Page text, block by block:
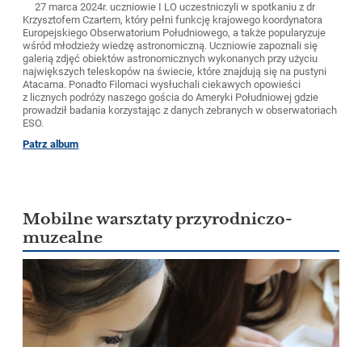
27 marca 2024r. uczniowie I LO uczestniczyli w spotkaniu z dr
Krzysztofem Czartem, który pełni funkcję krajowego koordynatora
Europejskiego Obserwatorium Południowego, a także popularyzuje
wśród młodzieży wiedzę astronomiczną. Uczniowie zapoznali się
galerią zdjęć obiektów astronomicznych wykonanych przy użyciu
największych teleskopów na świecie, które znajdują się na pustyni
Atacama. Ponadto Filomaci wysłuchali ciekawych opowieści
z licznych podróży naszego gościa do Ameryki Południowej gdzie
prowadził badania korzystając z danych zebranych w obserwatoriach
ESO.
Patrz album
Mobilne warsztaty przyrodniczo-
muzealne